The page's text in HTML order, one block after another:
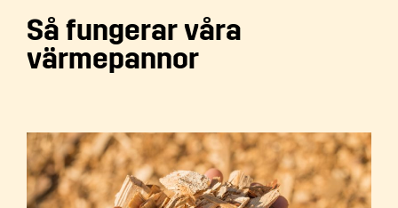
Så fungerar våra
värmepannor